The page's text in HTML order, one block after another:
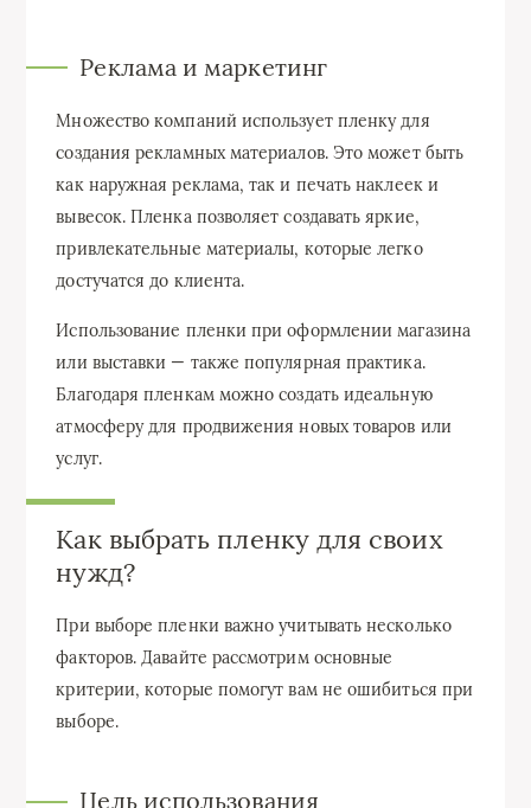
Реклама и маркетинг
Множество компаний использует пленку для
создания рекламных материалов. Это может быть
как наружная реклама, так и печать наклеек и
вывесок. Пленка позволяет создавать яркие,
привлекательные материалы, которые легко
достучатся до клиента.
Использование пленки при оформлении магазина
или выставки — также популярная практика.
Благодаря пленкам можно создать идеальную
атмосферу для продвижения новых товаров или
услуг.
Как выбрать пленку для своих
нужд?
При выборе пленки важно учитывать несколько
факторов. Давайте рассмотрим основные
критерии, которые помогут вам не ошибиться при
выборе.
Цель использования